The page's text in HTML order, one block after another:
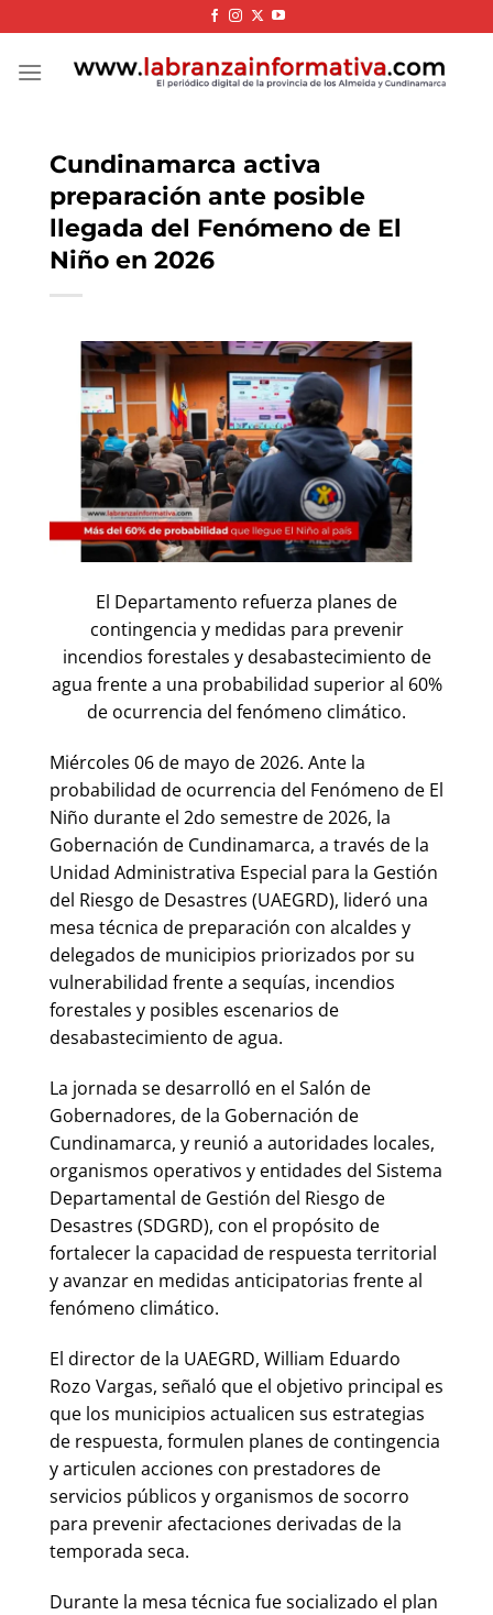
to
content
Cundinamarca activa
preparación ante posible
llegada del Fenómeno de El
Niño en 2026
El Departamento refuerza planes de
contingencia y medidas para prevenir
incendios forestales y desabastecimiento de
agua frente a una probabilidad superior al 60%
de ocurrencia del fenómeno climático.
Miércoles 06 de mayo de 2026. Ante la
probabilidad de ocurrencia del Fenómeno de El
Niño durante el 2do semestre de 2026, la
Gobernación de Cundinamarca, a través de la
Unidad Administrativa Especial para la Gestión
del Riesgo de Desastres (UAEGRD), lideró una
mesa técnica de preparación con alcaldes y
delegados de municipios priorizados por su
vulnerabilidad frente a sequías, incendios
forestales y posibles escenarios de
desabastecimiento de agua.
La jornada se desarrolló en el Salón de
Gobernadores, de la Gobernación de
Cundinamarca, y reunió a autoridades locales,
organismos operativos y entidades del Sistema
Departamental de Gestión del Riesgo de
Desastres (SDGRD), con el propósito de
fortalecer la capacidad de respuesta territorial
y avanzar en medidas anticipatorias frente al
fenómeno climático.
El director de la UAEGRD, William Eduardo
Rozo Vargas, señaló que el objetivo principal es
que los municipios actualicen sus estrategias
de respuesta, formulen planes de contingencia
y articulen acciones con prestadores de
servicios públicos y organismos de socorro
para prevenir afectaciones derivadas de la
temporada seca.
Durante la mesa técnica fue socializado el plan